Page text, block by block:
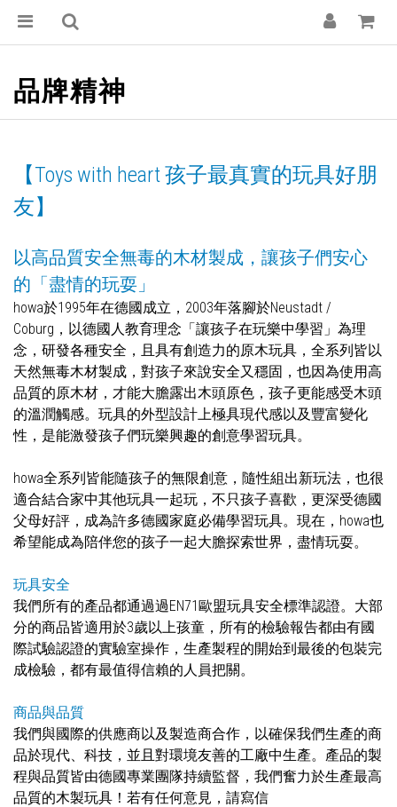
品牌精神
【Toys with heart 孩子最真實的玩具好朋
友】
以高品質安全無毒的木材製成，讓孩子們安心
的「盡情的玩耍」
howa於1995年在德國成立，2003年落腳於Neustadt /
Coburg，以德國人教育理念「讓孩子在玩樂中學習」為理
念，研發各種安全，且具有創造力的原木玩具，全系列皆以
天然無毒木材製​​成，對孩子來說安全又穩固，也因為使用高
品質的原木材，才能大膽露出木頭原色，孩子更能感受木頭
的溫潤觸感。玩具的外型設計上極具現代感以及豐富變化
性，是能激發孩子們玩樂興趣的創意學習玩具。
howa全系列皆能隨孩子的無限創意，隨性組出新玩法，也很
適合結合家中其他玩具一起玩，不只孩子喜歡，更深受德國
父母好評，成為許多德國家庭必備學習玩具。現在，howa也
希望能成為陪伴您的孩子一起大膽探索世界，盡情玩耍。
玩具安全
我們所有的產品都通過過EN71歐盟玩具安全標準認證。大部
分的商品皆適用於3歲以上孩童，所有的檢驗報告都由有國
際試驗認證的實驗室操作，生產製程的開始到最後的包裝完
成檢驗，都有最值得信賴的人員把關。
商品與品質
我們與國際的供應商以及製造商合作，以確保我們生產的商
品於現代、科技，並且對環境友善的工廠中生產。產品的製
程與品質皆由德國專業團隊持續監督，我們奮力於生產最高
品質的木製玩具！若有任何意見，請寫信